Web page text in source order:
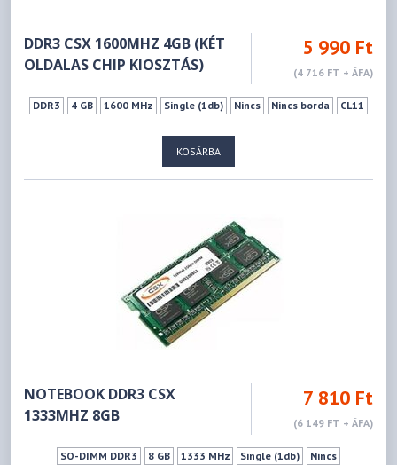
DDR3 CSX 1600MHZ 4GB (KÉT
OLDALAS CHIP KIOSZTÁS)
5 990 Ft
(4 716 FT + ÁFA)
DDR3 4 GB 1600 MHz Single (1db) Nincs Nincs borda CL11
KOSÁRBA
NOTEBOOK DDR3 CSX
1333MHZ 8GB
7 810 Ft
(6 149 FT + ÁFA)
SO-DIMM DDR3 8 GB 1333 MHz Single (1db)
Nincs